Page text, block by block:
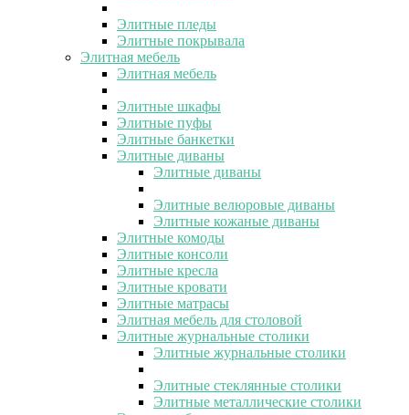
Элитные пледы
Элитные покрывала
Элитная мебель
Элитная мебель
Элитные шкафы
Элитные пуфы
Элитные банкетки
Элитные диваны
Элитные диваны
Элитные велюровые диваны
Элитные кожаные диваны
Элитные комоды
Элитные консоли
Элитные кресла
Элитные кровати
Элитные матрасы
Элитная мебель для столовой
Элитные журнальные столики
Элитные журнальные столики
Элитные стеклянные столики
Элитные металлические столики